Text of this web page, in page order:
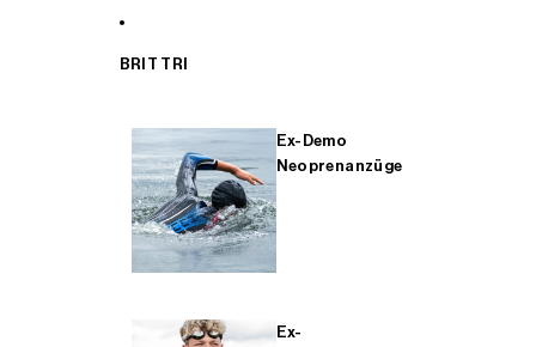
BRIT TRI
Ex-Demo
Neoprenanzüge
Ex-